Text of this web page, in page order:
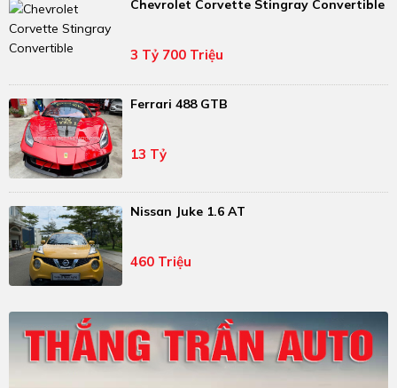
Chevrolet Corvette Stingray Convertible
3 Tỷ 700 Triệu
Ferrari 488 GTB
13 Tỷ
Nissan Juke 1.6 AT
460 Triệu